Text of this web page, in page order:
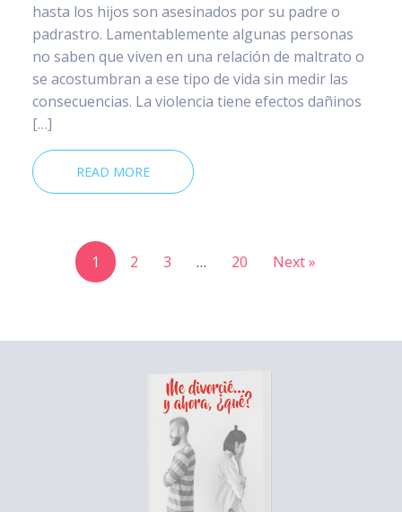
hasta los hijos son asesinados por su padre o
padrastro. Lamentablemente algunas personas
no saben que viven en una relación de maltrato o
se acostumbran a ese tipo de vida sin medir las
consecuencias. La violencia tiene efectos dañinos
[…]
READ MORE
1 2 3 … 20 Next »